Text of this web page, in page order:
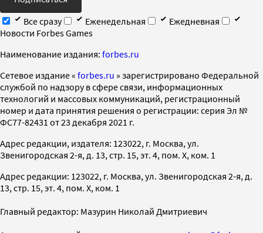
Все сразу
Еженедельная
Ежедневная
Новости Forbes Games
Наименование издания: forbes.ru
Cетевое издание « forbes.ru » зарегистрировано Федеральной
службой по надзору в сфере связи, информационных
технологий и массовых коммуникаций, регистрационный
номер и дата принятия решения о регистрации: серия Эл №
ФС77-82431 от 23 декабря 2021 г.
Адрес редакции, издателя: 123022, г. Москва, ул.
Звенигородская 2-я, д. 13, стр. 15, эт. 4, пом. X, ком. 1
Адрес редакции: 123022, г. Москва, ул. Звенигородская 2-я, д.
13, стр. 15, эт. 4, пом. X, ком. 1
Главный редактор: Мазурин Николай Дмитриевич